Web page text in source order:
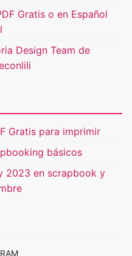
Gratis o en Español
Design Team de
Gratis para imprimir
básicos
2023 en scrapbook y